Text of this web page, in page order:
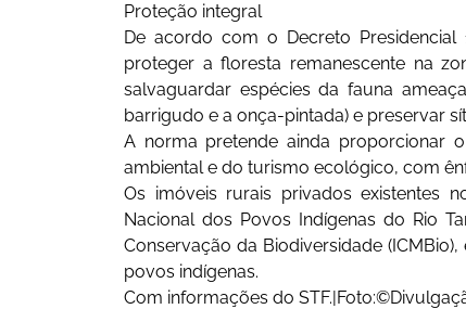
Proteção integral
De acordo com o Decreto
proteger a floresta remanescente na
salvaguardar espécies da fauna
barrigudo e a onça-pintada) e preservar
A norma pretende ainda proporcionar
ambiental e do turismo ecológico, com
Os imóveis rurais privados existentes
Nacional dos Povos Indígenas do Rio
Conservação da Biodiversidade
povos indígenas.
Com informações do